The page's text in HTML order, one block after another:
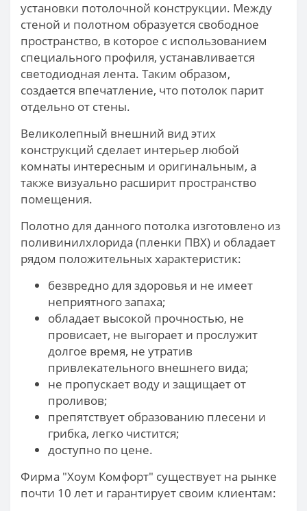
установки потолочной конструкции. Между
стеной и полотном образуется свободное
пространство, в которое с использованием
специального профиля, устанавливается
светодиодная лента. Таким образом,
создается впечатление, что потолок парит
отдельно от стены.
Великолепный внешний вид этих
конструкций сделает интерьер любой
комнаты интересным и оригинальным, а
также визуально расширит пространство
помещения.
Полотно для данного потолка изготовлено из
поливинилхлорида (пленки ПВХ) и обладает
рядом положительных характеристик:
безвредно для здоровья и не имеет
неприятного запаха;
обладает высокой прочностью, не
провисает, не выгорает и прослужит
долгое время, не утратив
привлекательного внешнего вида;
не пропускает воду и защищает от
проливов;
препятствует образованию плесени и
грибка, легко чистится;
доступно по цене.
Фирма "Хоум Комфорт" существует на рынке
почти 10 лет и гарантирует своим клиентам: